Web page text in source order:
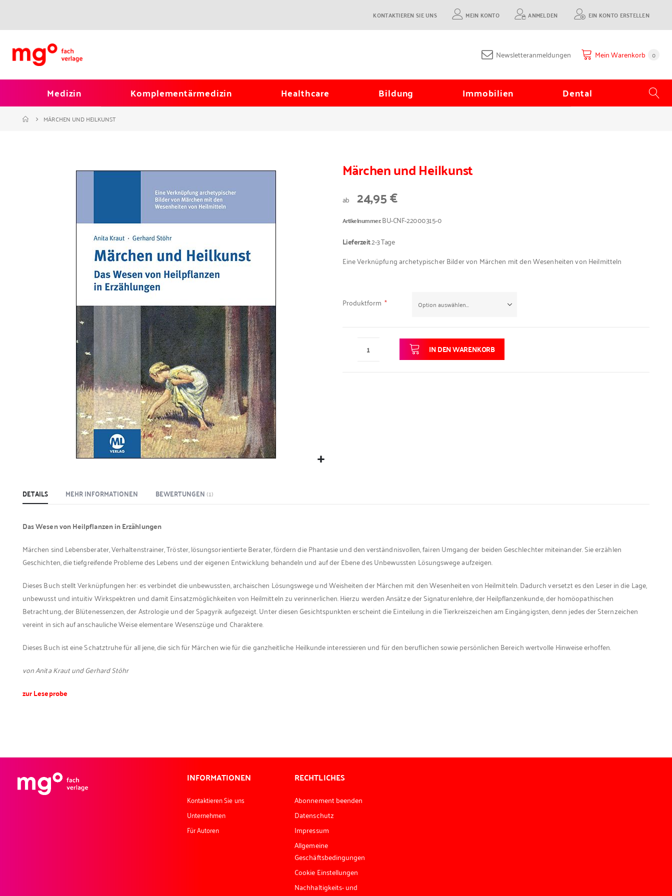
KONTAKTIEREN SIE UNS MEIN KONTO ANMELDEN EIN KONTO ERSTELLEN
Newsletteranmeldungen Mein Warenkorb 0
Medizin Komplementärmedizin Healthcare Bildung Immobilien Dental
MÄRCHEN UND HEILKUNST
Märchen und Heilkunst
ab 24,95 €
Artikelnummer BU-CNF-22000315-0
Lieferzeit2-3 Tage
Eine Verknüpfung archetypischer Bilder von Märchen mit den Wesenheiten von Heilmitteln
Produktform
IN DEN WARENKORB
DETAILS
Das Wesen von Heilpflanzen in Erzählungen
Märchen sind Lebensberater, Verhaltenstrainer, Tröster, lösungsorientierte Berater, fördern die Phantasie und den verständnisvollen, fairen Umgang der beiden Geschlechter miteinander. Sie erzählen
Geschichten, die tiefgreifende Probleme des Lebens und der eigenen Entwicklung behandeln und auf der Ebene des Unbewussten Lösungswege aufzeigen.
Dieses Buch stellt Verknüpfungen her: es verbindet die unbewussten, archaischen Lösungswege und Weisheiten der Märchen mit den Wesenheiten von Heilmitteln. Dadurch versetzt es den Leser in die Lage,
unbewusst und intuitiv Wirkspektren und damit Einsatzmöglichkeiten von Heilmitteln zu verinnerlichen. Hierzu werden Ansätze der Signaturenlehre, der Heilpflanzenkunde, der homöopathischen
Betrachtung, der Blütenessenzen, der Astrologie und der Spagyrik aufgezeigt. Unter diesen Gesichtspunkten erscheint die Einteilung in die Tierkreiszeichen am Eingängigsten, denn jedes der Sternzeichen
vereint in sich auf anschauliche Weise elementare Wesenszüge und Charaktere.
Dieses Buch ist eine Schatztruhe für all jene, die sich für Märchen wie für die ganzheitliche Heilkunde interessieren und für den beruflichen sowie persönlichen Bereich wertvolle Hinweise erhoffen.
von Anita Kraut und Gerhard Stöhr
zur Leseprobe
MEHR INFORMATIONEN BEWERTUNGEN 1
INFORMATIONEN
Kontaktieren Sie uns
Unternehmen
Für Autoren
RECHTLICHES
Abonnement beenden
Datenschutz
Impressum
Allgemeine
Geschäftsbedingungen
Cookie Einstellungen
Nachhaltigkeits- und